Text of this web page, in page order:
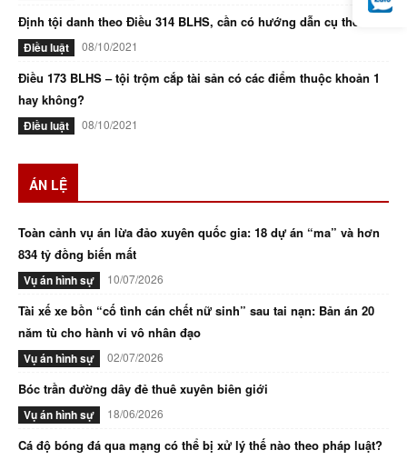
Định tội danh theo Điều 314 BLHS, cần có hướng dẫn cụ thể
Điều luật 08/10/2021
Điều 173 BLHS – tội trộm cắp tài sản có các điểm thuộc khoản 1
hay không?
Điều luật 08/10/2021
ÁN LỆ
Toàn cảnh vụ án lừa đảo xuyên quốc gia: 18 dự án “ma” và hơn
834 tỷ đồng biến mất
Vụ án hình sự 10/07/2026
Tài xế xe bồn “cố tình cán chết nữ sinh” sau tai nạn: Bản án 20
năm tù cho hành vi vô nhân đạo
Vụ án hình sự 02/07/2026
Bóc trần đường dây đẻ thuê xuyên biên giới
Vụ án hình sự 18/06/2026
Cá độ bóng đá qua mạng có thể bị xử lý thế nào theo pháp luật?